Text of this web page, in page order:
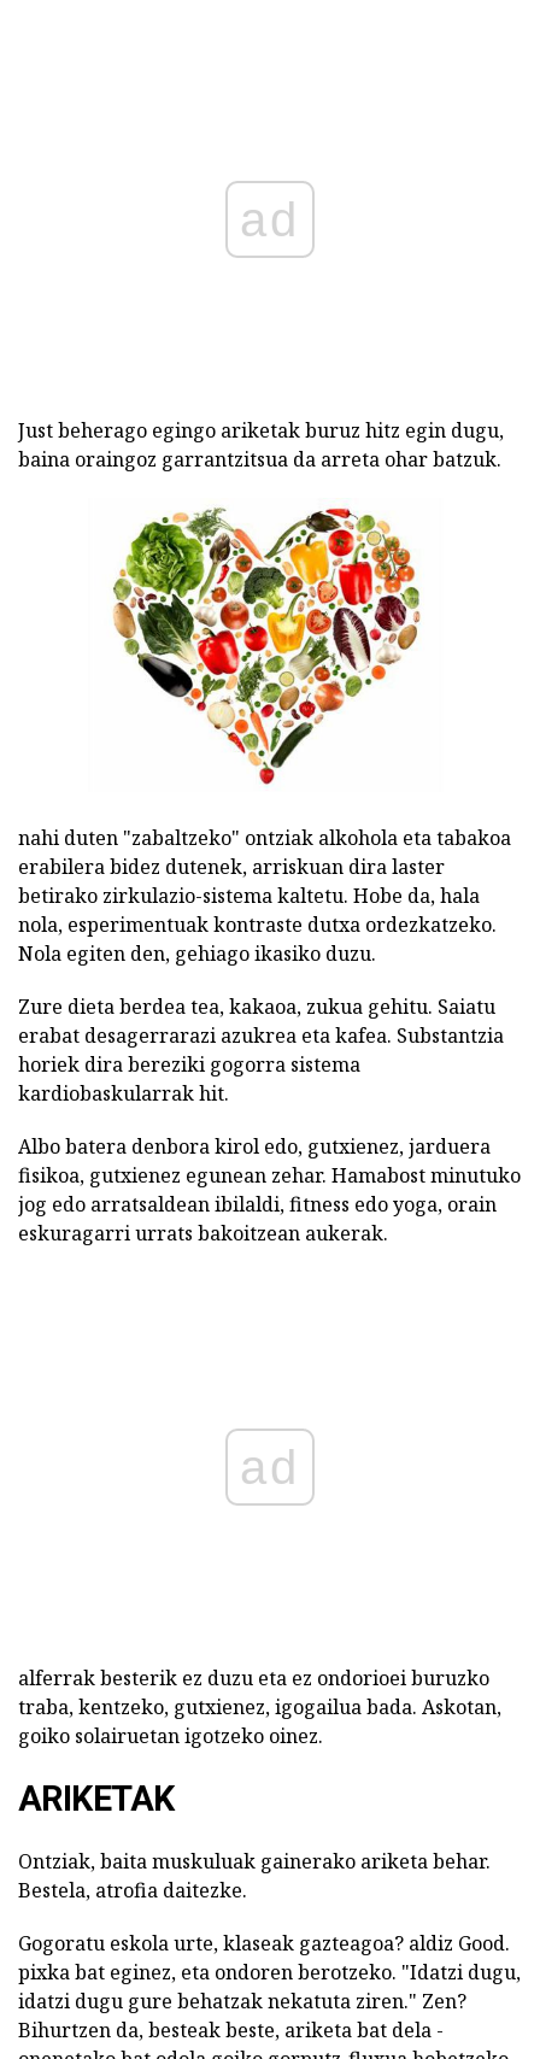
ad
Just beherago egingo ariketak buruz hitz egin dugu,
baina oraingoz garrantzitsua da arreta ohar batzuk.
nahi duten "zabaltzeko" ontziak alkohola eta tabakoa
erabilera bidez dutenek, arriskuan dira laster
betirako zirkulazio-sistema kaltetu. Hobe da, hala
nola, esperimentuak kontraste dutxa ordezkatzeko.
Nola egiten den, gehiago ikasiko duzu.
Zure dieta berdea tea, kakaoa, zukua gehitu. Saiatu
erabat desagerrarazi azukrea eta kafea. Substantzia
horiek dira bereziki gogorra sistema
kardiobaskularrak hit.
Albo batera denbora kirol edo, gutxienez, jarduera
fisikoa, gutxienez egunean zehar. Hamabost minutuko
jog edo arratsaldean ibilaldi, fitness edo yoga, orain
eskuragarri urrats bakoitzean aukerak.
ad
alferrak besterik ez duzu eta ez ondorioei buruzko
traba, kentzeko, gutxienez, igogailua bada. Askotan,
goiko solairuetan igotzeko oinez.
ARIKETAK
Ontziak, baita muskuluak gainerako ariketa behar.
Bestela, atrofia daitezke.
Gogoratu eskola urte, klaseak gazteagoa? aldiz Good.
pixka bat eginez, eta ondoren berotzeko. "Idatzi dugu,
idatzi dugu gure behatzak nekatuta ziren." Zen?
Bihurtzen da, besteak beste, ariketa bat dela -